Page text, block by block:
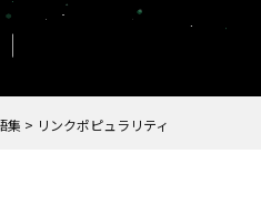
集 > リンクポピュラリティ